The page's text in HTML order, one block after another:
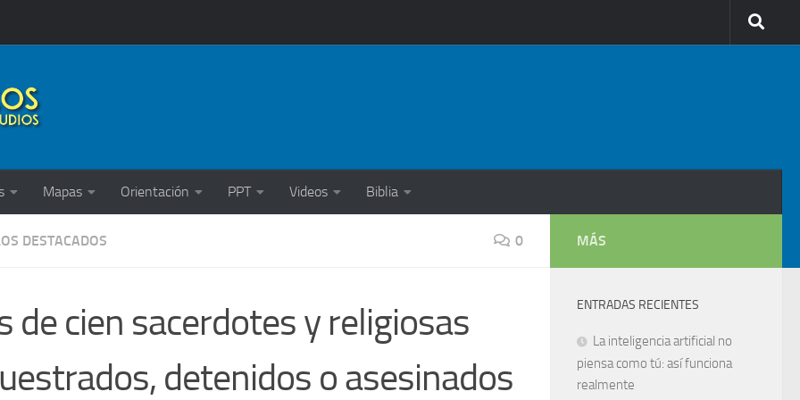
Mapas Orientación PPT Videos Biblia
DESTACADOS 0
de cien sacerdotes y religiosas
detenidos o asesinados
MÁS
ENTRADAS RECIENTES
La inteligencia artificial no
piensa como tú: así funciona
realmente